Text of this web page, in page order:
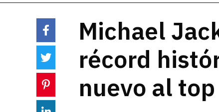
Michael
récord
nuevo al